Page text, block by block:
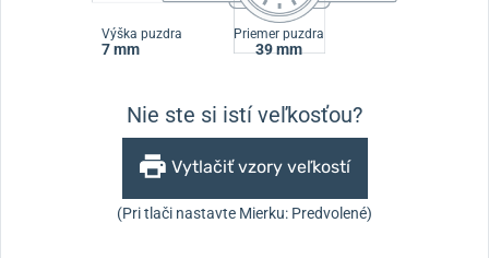
Výška puzdra
7 mm
Priemer puzdra
39 mm
Nie ste si istí veľkosťou?
Vytlačiť vzory veľkostí
(Pri tlači nastavte Mierku: Predvolené)